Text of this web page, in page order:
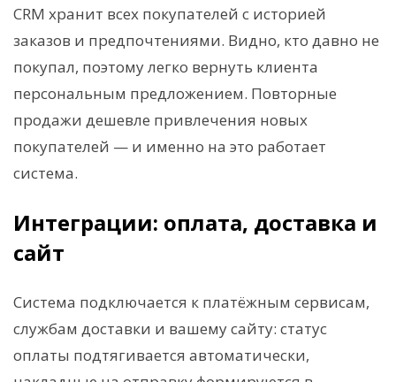
CRM хранит всех покупателей с историей
заказов и предпочтениями. Видно, кто давно не
покупал, поэтому легко вернуть клиента
персональным предложением. Повторные
продажи дешевле привлечения новых
покупателей — и именно на это работает
система.
Интеграции: оплата, доставка и
сайт
Система подключается к платёжным сервисам,
службам доставки и вашему сайту: статус
оплаты подтягивается автоматически,